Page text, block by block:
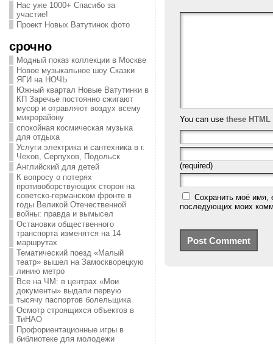
Нас уже 1000+ Спасибо за
участие!
Проект Новых Ватутинок фото
срочно
Модный показ коллекции в Москве
Новое музыкальное шоу Сказки
ЯГИ на НОЧЬ
Южный квартал Новые Ватутинки в
КП Заречье постоянно сжигают
мусор и отравляют воздух всему
микрорайону
спокойная космическая музыка
для отдыха
Услуги электрика и сантехника в г.
Чехов, Серпухов, Подольск
Английский для детей
К вопросу о потерях
противоборствующих сторон на
советско-германском фронте в
годы Великой Отечественной
войны: правда и вымысел
Остановки общественного
транспорта изменятся на 14
маршрутах
Тематический поезд «Малый
театр» вышел на Замоскворецкую
линию метро
Все на ЧМ: в центрах «Мои
документы» выдали первую
тысячу паспортов болельщика
Осмотр строящихся объектов в
ТиНАО
Профориентационные игры в
библиотеке для молодежи
You can use these HTML
(required)
Сохранить моё имя,
последующих моих